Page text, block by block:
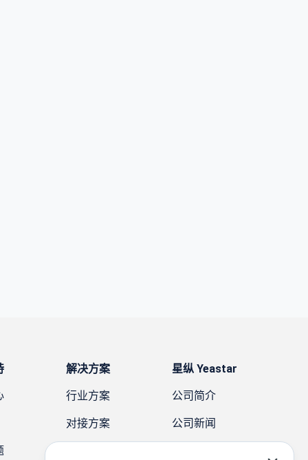
解决方案
行业方案
对接方案
星纵 Yeastar
公司简介
公司新闻